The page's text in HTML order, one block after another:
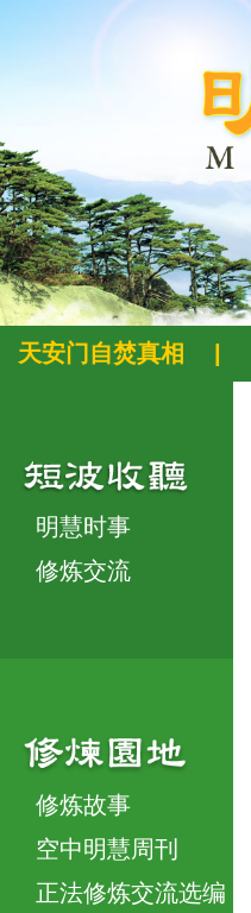
天安门自焚真相
明慧时事
修炼交流
修炼故事
空中明慧周刊
正法修炼交流选编